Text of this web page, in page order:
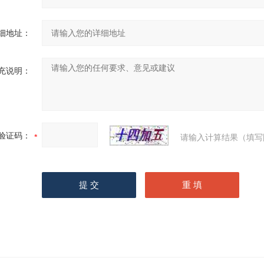
地址：
说明：
证码： 请输入计算结果（填